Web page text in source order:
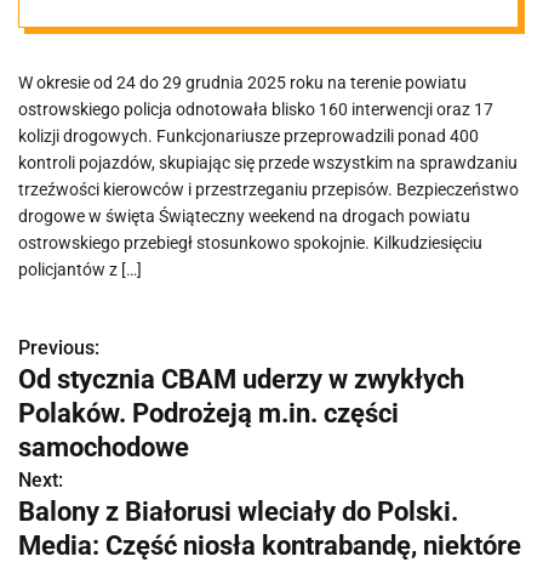
o: 17 kolizji i 400
kontroli
W okresie od 24 do 29 grudnia 2025 roku na terenie powiatu
ostrowskiego policja odnotowała blisko 160 interwencji oraz 17
kolizji drogowych. Funkcjonariusze przeprowadzili ponad 400
kontroli pojazdów, skupiając się przede wszystkim na sprawdzaniu
trzeźwości kierowców i przestrzeganiu przepisów. Bezpieczeństwo
drogowe w święta Świąteczny weekend na drogach powiatu
ostrowskiego przebiegł stosunkowo spokojnie. Kilkudziesięciu
policjantów z […]
N
a
w
i
g
Previous:
Od stycznia CBAM uderzy w zwykłych
Polaków. Podrożeją m.in. części
samochodowe
Next:
Balony z Białorusi wleciały do Polski.
Media: Część niosła kontrabandę, niektóre